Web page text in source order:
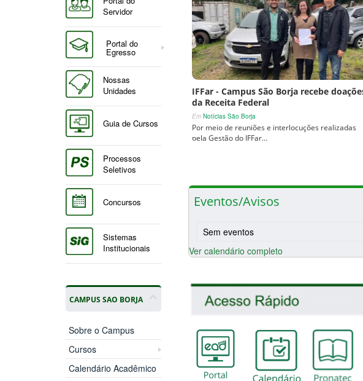
Servidor
Portal do
Egresso
Nossas
Unidades
Guia de Cursos
Processos
Seletivos
Concursos
Sistemas
Institucionais
CAMPUS SAO BORJA
Sobre o Campus
Cursos
Calendário Acadêmico
IFFar - Campus São Borja recebe
da Receita Federal
Em Notícias São Borja
Por meio de reuniões e interlocuções realizadas
pela Gestão do IFFar…
Eventos/Avisos
Sem eventos
Ver calendário completo